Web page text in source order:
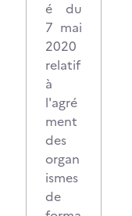
é du
7 mai
2020
relatif
à
l'agré
ment
des
organ
ismes
de